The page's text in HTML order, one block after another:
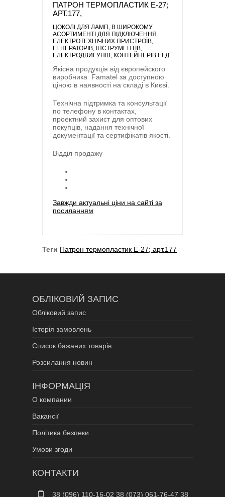
ПАТРОН ТЕРМОПЛАСТИК Е-27;
АРТ.177,
ЦОКОЛІ ДЛЯ ЛАМП , В ШИРОКОМУ
АСОРТИМЕНТІ ДЛЯ ПІДКЛЮЧЕННЯ
ЕЛЕКТРОТЕХНІЧНИХ ПРИСТРОЇВ,
ГЕНЕРАТОРІВ, ІНСТРУМЕНТІВ,
ЕЛЕКТРОДВИГУНІВ, КОНТЕЙНЕРІВ І Т.Д.
Якісна продукція від європейского
виробника Famatel за доступною
ціною в наявності на складі в Києві.
Технічна підтримка та консультації
по телефону в контактах,
проектний захист для оптових
покупців, надання технічної
документації та сертифікатів якості.
Відділ продажу
Завжди актуальні ціни на сайті за
посиланням
Теги Патрон термопластик Е-27; арт.177
ОБЛІКОВИЙ ЗАПИС
Обліковий запис
Історія замовлень
Список бажаних товарів
Розсилання новин
ІНФОРМАЦІЯ
О компании
Вакансії
Політика безпеки
Умови згоди
КОНТАКТИ
38 (096) 110-16-02 38 (073) 061-76-47 38